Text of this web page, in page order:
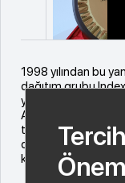
1998 yılından bu
dağıtım grubu
yeni teknolojilerine
AŞ, SteelSeries’in
tutturan dünyadaki
distribütörü olduğu
karşılığında “Yılın